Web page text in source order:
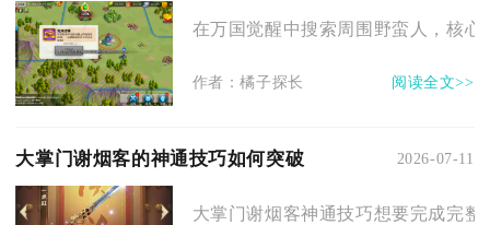
在万国觉醒中搜索周围野蛮人，核
作者：橘子探长 阅读全文>>
大掌门谢烟客的神通技巧如何突破 2026-07-11
大掌门谢烟客神通技巧想要完成完